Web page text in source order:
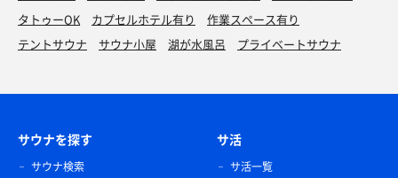
タトゥーOK
カプセルホテル有り
作業スペース有り
テントサウナ
サウナ小屋 湖が水風呂 プライベートサウナ
サウナを探す
サウナ検索
サ活
サ活一覧